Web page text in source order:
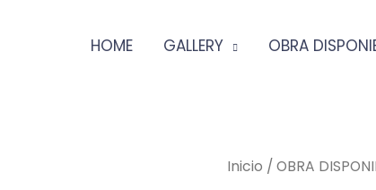
HOME GALLERY OBRA
Inicio /OBRA